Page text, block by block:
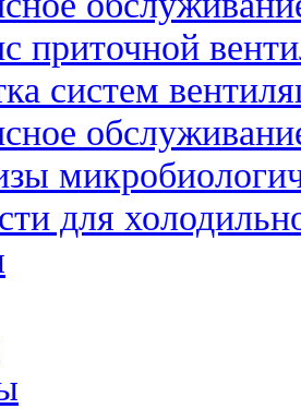
приточной
систем
для